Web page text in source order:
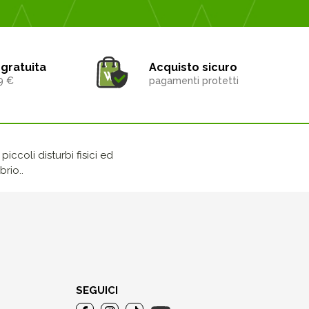
€
Acquisto sicuro
pagamenti protetti
disturbi fisici ed
SEGUICI